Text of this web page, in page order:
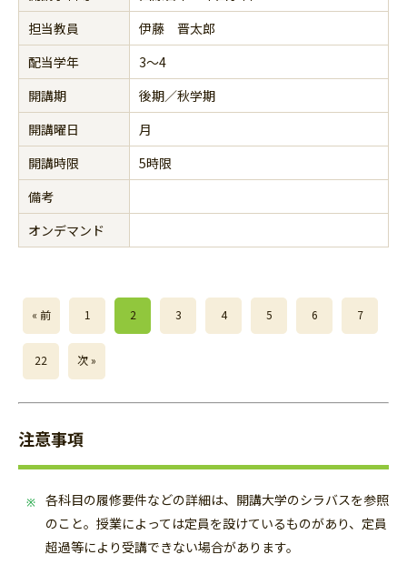
担当教員
伊藤 晋太郎
配当学年
3～4
開講期
後期／秋学期
開講曜日
月
開講時限
5時限
備考
オンデマンド
« 前 1 2 3 4 5 6 7
22 次 »
注意事項
各科目の履修要件などの詳細は、開講大学のシラバスを参照
のこと。授業によっては定員を設けているものがあり、定員
超過等により受講できない場合があります。